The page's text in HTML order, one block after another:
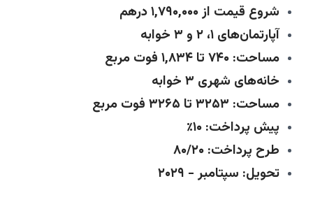
شروع قیمت از ۱,۷۹۰,۰۰۰ درهم
آپارتمان‌های ۱، ۲ و ۳ خوابه
مساحت: ۷۴۰ تا ۱,۸۳۴ فوت مربع
خانه‌های شهری ۳ خوابه
مساحت: ۳۲۵۳ تا ۳۲۶۵ فوت مربع
پیش پرداخت: ۱۰٪
طرح پرداخت: ۸۰/۲۰
تحویل: سپتامبر - ۲۰۲۹